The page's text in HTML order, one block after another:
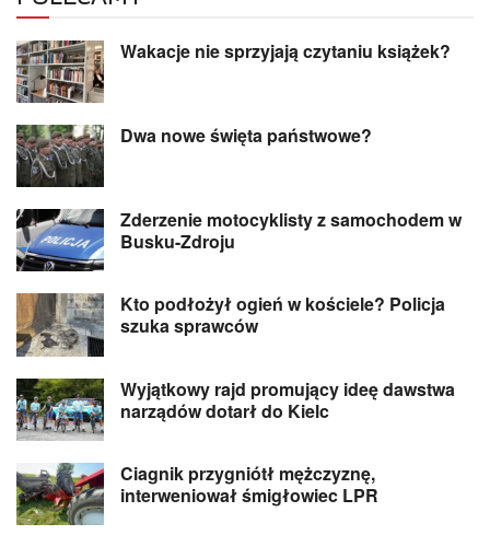
Wakacje nie sprzyjają czytaniu książek?
Dwa nowe święta państwowe?
Zderzenie motocyklisty z samochodem w
Busku-Zdroju
Kto podłożył ogień w kościele? Policja
szuka sprawców
Wyjątkowy rajd promujący ideę dawstwa
narządów dotarł do Kielc
Ciagnik przygniótł mężczyznę,
interweniował śmigłowiec LPR